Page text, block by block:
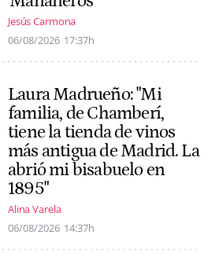
Jesús Carmona
06/08/2026 17:37h
Laura Madrueño: "Mi
familia, de Chamberí,
tiene la tienda de vinos
más antigua de Madrid. La
abrió mi bisabuelo en
1895"
Alina Varela
06/08/2026 14:37h